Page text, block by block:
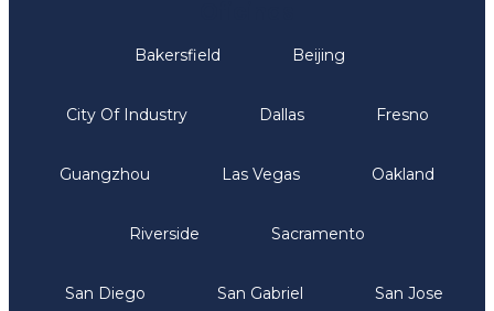
Bakersfield Beijing
City Of Industry Dallas Fresno
Guangzhou Las Vegas Oakland
Riverside Sacramento
San Diego San Gabriel San Jose